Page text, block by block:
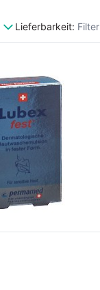
Lieferbarkeit: Filter